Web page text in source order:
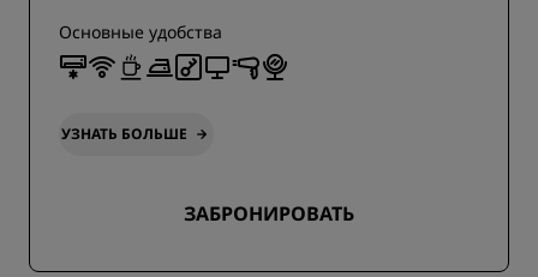
Основные удобства
УЗНАТЬ БОЛЬШЕ
ЗАБРОНИРОВАТЬ